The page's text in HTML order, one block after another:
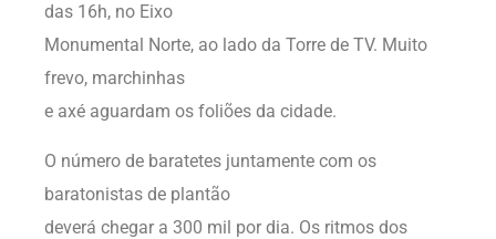
das 16h, no Eixo
Monumental Norte, ao lado da Torre de TV. Muito
frevo, marchinhas
e axé aguardam os foliões da cidade.
O número de baratetes juntamente com os
baratonistas de plantão
deverá chegar a 300 mil por dia. Os ritmos dos